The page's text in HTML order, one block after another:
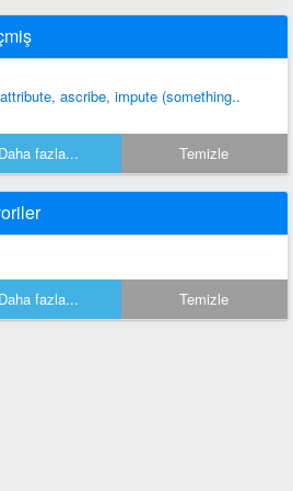
ascribe, impute (something..
Daha fazla... Temizle
Daha fazla... Temizle